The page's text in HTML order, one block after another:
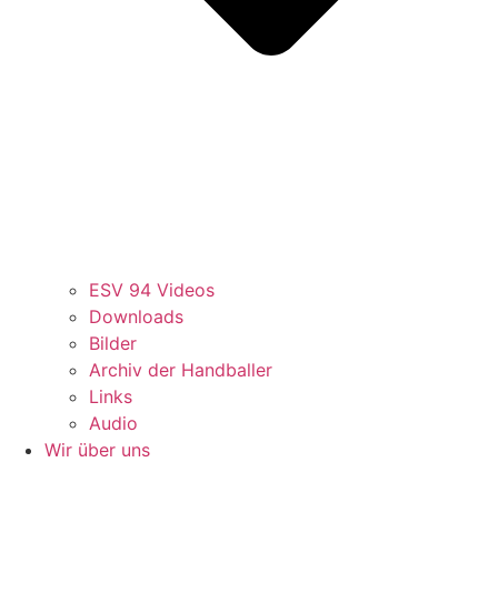
ESV 94 Videos
Downloads
Bilder
Archiv der Handballer
Links
Audio
Wir über uns